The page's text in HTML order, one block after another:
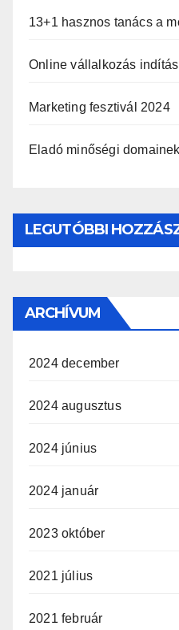
13+1 hasznos tanács a
Online vállalkozás indítás
Marketing fesztivál 2024
Eladó minőségi domainek
LEGUTÓBBI
ARCHÍVUM
2024 december
2024 augusztus
2024 június
2024 január
2023 október
2021 július
2021 február